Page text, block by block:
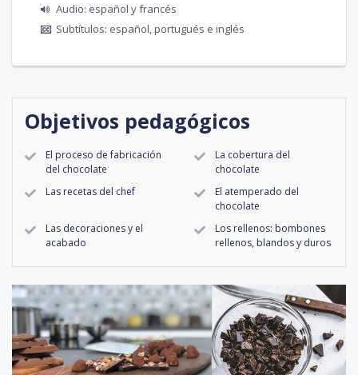
Audio: español y francés
Subtítulos: español, portugués e inglés
Objetivos pedagógicos
El proceso de fabricación
del chocolate
La cobertura del
chocolate
Las recetas del chef
El atemperado del
chocolate
Las decoraciones y el
acabado
Los rellenos: bombones
rellenos, blandos y duros